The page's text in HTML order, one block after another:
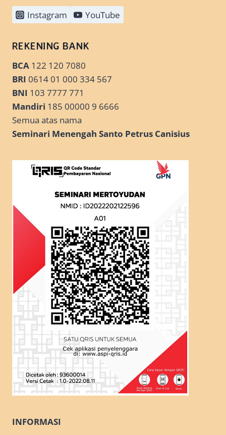
Instagram YouTube
REKENING BANK
BCA 122 120 7080
BRI 0614 01 000 334 567
BNI 103 7777 771
Mandiri 185 00000 9 6666
Semua atas nama
Seminari Menengah Santo Petrus Canisius
INFORMASI